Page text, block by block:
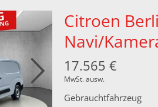
Citroen
Navi/
17.565 €
MwSt. ausw.
Gebrauchtfahrzeug